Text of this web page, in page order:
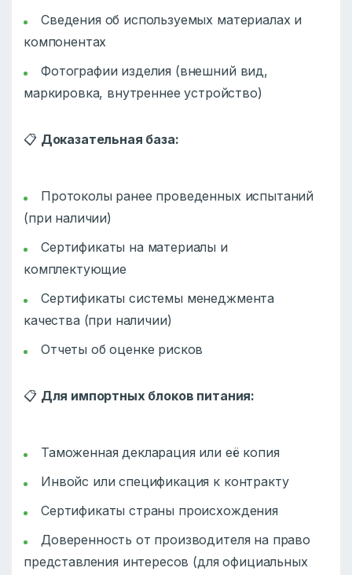
Сведения об используемых материалах и
компонентах
Фотографии изделия (внешний вид,
маркировка, внутреннее устройство)
📋 Доказательная база:
Протоколы ранее проведенных испытаний
(при наличии)
Сертификаты на материалы и
комплектующие
Сертификаты системы менеджмента
качества (при наличии)
Отчеты об оценке рисков
📋 Для импортных блоков питания:
Таможенная декларация или её копия
Инвойс или спецификация к контракту
Сертификаты страны происхождения
Доверенность от производителя на право
представления интересов (для официальных